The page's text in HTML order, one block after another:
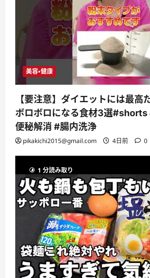
美容・健康
【要注意】ダイエットには最高
ボロボロになる食材3選
便秘解消 #腸内洗浄
pikakichi2015@gmail.com 4日前 0
1 分読み取り